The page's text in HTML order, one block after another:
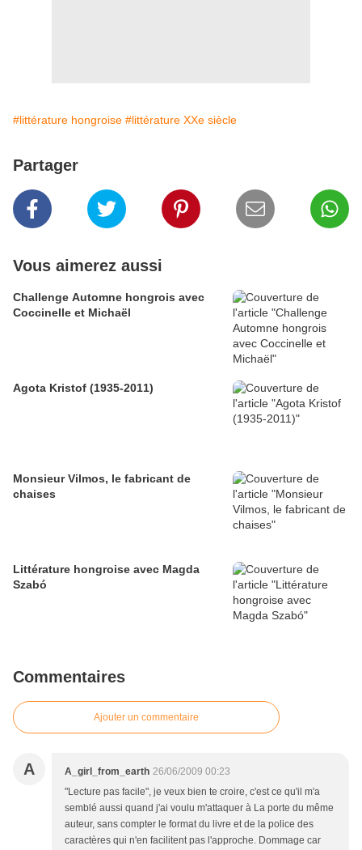
#littérature hongroise #littérature XXe siècle
Partager
Vous aimerez aussi
Challenge Automne hongrois avec
Coccinelle et Michaël
Agota Kristof (1935-2011)
Monsieur Vilmos, le fabricant de
chaises
Littérature hongroise avec Magda
Szabó
Commentaires
Ajouter un commentaire
A A_girl_from_earth 26/06/2009 00:23
"Lecture pas facile", je veux bien te croire, c'est ce qu'il m'a
semblé aussi quand j'ai voulu m'attaquer à La porte du même
auteur, sans compter le format du livre et de la police des
caractères qui n'en facilitent pas l'approche. Dommage car